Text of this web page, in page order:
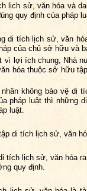
lịch sử, văn hóa và
quy định của pháp
di tích lịch sử, văn
của chủ sở hữu và
vì lợi ích chung, Nhà
hóa thuộc sở hữu
không bảo vệ di
pháp luật thì những
luật.
di tích lịch sử, văn
tích lịch sử, văn hóa
quy định.